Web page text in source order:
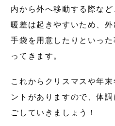
内から外へ移動する際な
暖差は起きやすいため、
手袋を用意したりといっ
ってきます。
これからクリスマスや年
ントがありますので、体
ごしていきましょう！